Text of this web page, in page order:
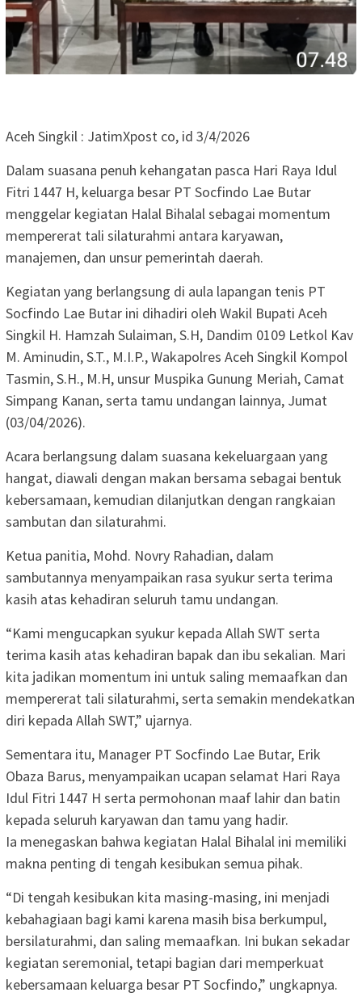
Aceh Singkil : JatimXpost co, id 3/4/2026
Dalam suasana penuh kehangatan pasca Hari Raya Idul
Fitri 1447 H, keluarga besar PT Socfindo Lae Butar
menggelar kegiatan Halal Bihalal sebagai momentum
mempererat tali silaturahmi antara karyawan,
manajemen, dan unsur pemerintah daerah.
Kegiatan yang berlangsung di aula lapangan tenis PT
Socfindo Lae Butar ini dihadiri oleh Wakil Bupati Aceh
Singkil H. Hamzah Sulaiman, S.H, Dandim 0109 Letkol Kav
M. Aminudin, S.T., M.I.P., Wakapolres Aceh Singkil Kompol
Tasmin, S.H., M.H, unsur Muspika Gunung Meriah, Camat
Simpang Kanan, serta tamu undangan lainnya, Jumat
(03/04/2026).
Acara berlangsung dalam suasana kekeluargaan yang
hangat, diawali dengan makan bersama sebagai bentuk
kebersamaan, kemudian dilanjutkan dengan rangkaian
sambutan dan silaturahmi.
Ketua panitia, Mohd. Novry Rahadian, dalam
sambutannya menyampaikan rasa syukur serta terima
kasih atas kehadiran seluruh tamu undangan.
“Kami mengucapkan syukur kepada Allah SWT serta
terima kasih atas kehadiran bapak dan ibu sekalian. Mari
kita jadikan momentum ini untuk saling memaafkan dan
mempererat tali silaturahmi, serta semakin mendekatkan
diri kepada Allah SWT,” ujarnya.
Sementara itu, Manager PT Socfindo Lae Butar, Erik
Obaza Barus, menyampaikan ucapan selamat Hari Raya
Idul Fitri 1447 H serta permohonan maaf lahir dan batin
kepada seluruh karyawan dan tamu yang hadir.
Ia menegaskan bahwa kegiatan Halal Bihalal ini memiliki
makna penting di tengah kesibukan semua pihak.
“Di tengah kesibukan kita masing-masing, ini menjadi
kebahagiaan bagi kami karena masih bisa berkumpul,
bersilaturahmi, dan saling memaafkan. Ini bukan sekadar
kegiatan seremonial, tetapi bagian dari memperkuat
kebersamaan keluarga besar PT Socfindo,” ungkapnya.